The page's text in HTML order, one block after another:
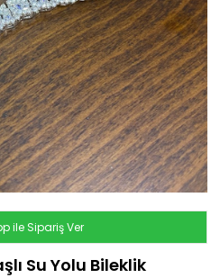
ile Sipariş Ver
Su Yolu Bileklik